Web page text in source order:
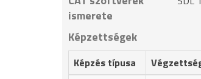
ismerete
Képzettségek
Képzés típusa